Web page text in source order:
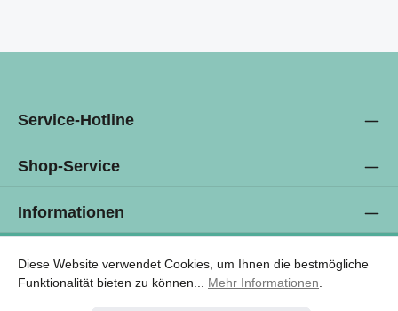
Service-Hotline
Shop-Service
Informationen
Newsletter
Diese Website verwendet Cookies, um Ihnen die bestmögliche
Funktionalität bieten zu können... Mehr Informationen